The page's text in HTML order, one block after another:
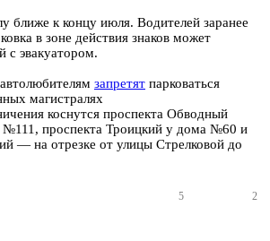
ближе к концу июля. Водителей заранее
в зоне действия знаков может
с эвакуатором.
запретят парковаться
магистралях
коснутся проспекта Обводный
№111, проспекта Троицкий у дома №60 и
— на отрезке от улицы Стрелковой до
5 2